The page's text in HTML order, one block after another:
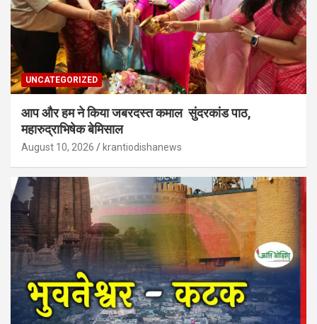
UNCATEGORIZED
आप और हम ने किया जबरदस्त कमाल सुंदरकांड पाठ,
महारुद्राभिषेक बेमिसाल
August 10, 2026 krantiodishanews